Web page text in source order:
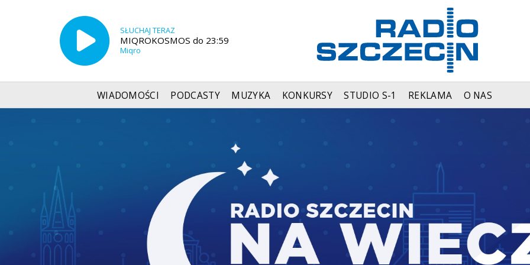
SŁUCHAJ TERAZ
MIQROKOSMOS do 23:59
Miqro
WIADOMOŚCI PODCASTY MUZYKA KONKURSY STUDIO S-1 REKLAMA O NAS